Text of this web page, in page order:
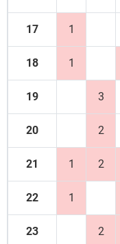
17 1
18 1
19 3
20 2
21 1 2
22 1
23 2